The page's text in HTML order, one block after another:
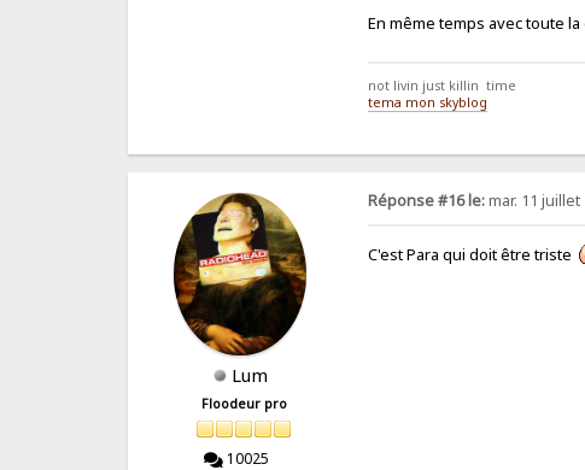
En même temps avec toute
not livin just killin time
tema mon skyblog
Lum
Floodeur pro
10025
Réponse #16 le:mar. 11 juillet
C'est Para qui doit être triste